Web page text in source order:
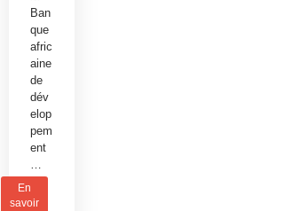
Ban
que
afric
aine
de
dév
elop
pem
ent
…
En
savoir